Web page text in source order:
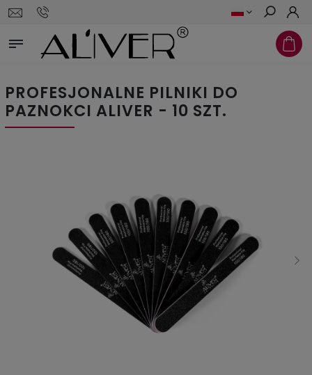
Szukaj
PROFESJONALNE PILNIKI DO
PAZNOKCI ALIVER - 10 SZT.